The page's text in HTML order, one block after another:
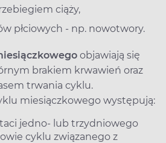
ciąży,
płciowych - np. nowotwory.
objawiają się
brakiem krwawień oraz
trwania cyklu.
miesiączkowego występują:
jedno- lub trzydniowego
cyklu związanego z